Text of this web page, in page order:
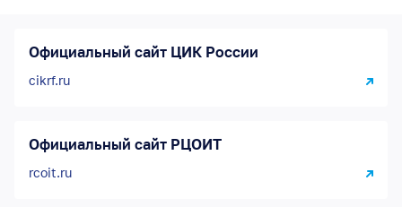
Официальный сайт ЦИК России
cikrf.ru
Официальный сайт РЦОИТ
rcoit.ru